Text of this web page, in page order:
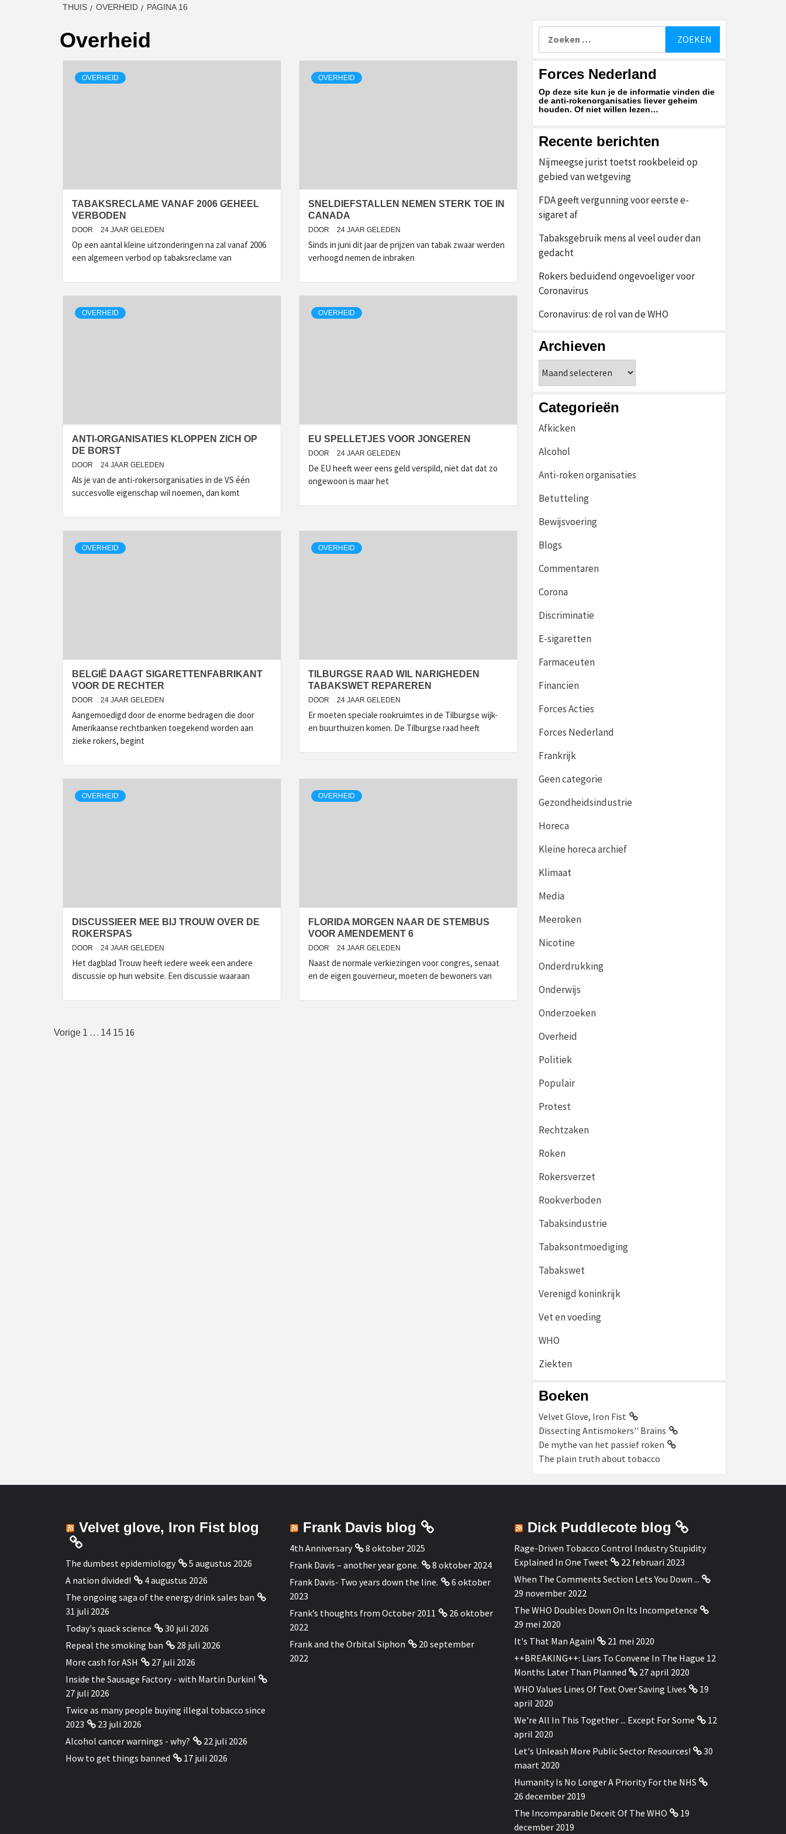
THUIS OVERHEID PAGINA 16
Overheid
OVERHEID
TABAKSRECLAME VANAF 2006 GEHEEL
VERBODEN
DOOR 24 JAAR GELEDEN
Op een aantal kleine uitzonderingen na zal vanaf 2006
een algemeen verbod op tabaksreclame van
OVERHEID
SNELDIEFSTALLEN NEMEN STERK TOE IN
CANADA
DOOR 24 JAAR GELEDEN
Sinds in juni dit jaar de prijzen van tabak zwaar werden
verhoogd nemen de inbraken
OVERHEID
ANTI-ORGANISATIES KLOPPEN ZICH OP
DE BORST
DOOR 24 JAAR GELEDEN
Als je van de anti-rokersorganisaties in de VS één
succesvolle eigenschap wil noemen, dan komt
OVERHEID
EU SPELLETJES VOOR JONGEREN
DOOR 24 JAAR GELEDEN
De EU heeft weer eens geld verspild, niet dat dat zo
ongewoon is maar het
OVERHEID
BELGIË DAAGT SIGARETTENFABRIKANT
VOOR DE RECHTER
DOOR 24 JAAR GELEDEN
Aangemoedigd door de enorme bedragen die door
Amerikaanse rechtbanken toegekend worden aan
zieke rokers, begint
OVERHEID
TILBURGSE RAAD WIL NARIGHEDEN
TABAKSWET REPAREREN
DOOR 24 JAAR GELEDEN
Er moeten speciale rookruimtes in de Tilburgse wijk-
en buurthuizen komen. De Tilburgse raad heeft
OVERHEID
DISCUSSIEER MEE BIJ TROUW OVER DE
ROKERSPAS
DOOR 24 JAAR GELEDEN
Het dagblad Trouw heeft iedere week een andere
discussie op hun website. Een discussie waaraan
OVERHEID
FLORIDA MORGEN NAAR DE STEMBUS
VOOR AMENDEMENT 6
DOOR 24 JAAR GELEDEN
Naast de normale verkiezingen voor congres, senaat
en de eigen gouverneur, moeten de bewoners van
Berichten
Vorige 1 … 14 15 16
naar:
Forces Nederland
Op deze site kun je de informatie vinden die
de anti-rokenorganisaties liever geheim
houden. Of niet willen lezen…
Recente berichten
Nijmeegse jurist toetst rookbeleid op
gebied van wetgeving
FDA geeft vergunning voor eerste e-
sigaret af
Tabaksgebruik mens al veel ouder dan
gedacht
Rokers beduidend ongevoeliger voor
Coronavirus
Coronavirus: de rol van de WHO
Archieven
Categorieën
Afkicken
Alcohol
Anti-roken organisaties
Betutteling
Bewijsvoering
Blogs
Commentaren
Corona
Discriminatie
E-sigaretten
Farmaceuten
Financiën
Forces Acties
Forces Nederland
Frankrijk
Geen categorie
Gezondheidsindustrie
Horeca
Kleine horeca archief
Klimaat
Media
Meeroken
Nicotine
Onderdrukking
Onderwijs
Onderzoeken
Overheid
Politiek
Populair
Protest
Rechtzaken
Roken
Rokersverzet
Rookverboden
Tabaksindustrie
Tabaksontmoediging
Tabakswet
Verenigd koninkrijk
Vet en voeding
WHO
Ziekten
Boeken
Velvet Glove, Iron Fist
Dissecting Antismokers'' Brains
De mythe van het passief roken
The plain truth about tobacco
Velvet glove, Iron Fist blog
The dumbest epidemiology
5 augustus 2026
A nation divided!
4 augustus 2026
The ongoing saga of the energy drink sales ban
31 juli 2026
Today's quack science
30 juli 2026
Repeal the smoking ban
28 juli 2026
More cash for ASH
27 juli 2026
Inside the Sausage Factory - with Martin Durkin!
27 juli 2026
Twice as many people buying illegal tobacco since
2023
23 juli 2026
Alcohol cancer warnings - why?
22 juli 2026
How to get things banned
17 juli 2026
Frank Davis blog
4th Anniversary
8 oktober 2025
Frank Davis – another year gone.
8 oktober 2024
Frank Davis- Two years down the line.
6 oktober
2023
Frank’s thoughts from October 2011
26 oktober
2022
Frank and the Orbital Siphon
20 september
2022
Dick Puddlecote blog
Rage-Driven Tobacco Control Industry Stupidity
Explained In One Tweet
22 februari 2023
When The Comments Section Lets You Down ...
29 november 2022
The WHO Doubles Down On Its Incompetence
29 mei 2020
It's That Man Again!
21 mei 2020
++BREAKING++: Liars To Convene In The Hague 12
Months Later Than Planned
27 april 2020
WHO Values Lines Of Text Over Saving Lives
19
april 2020
We're All In This Together ... Except For Some
12
april 2020
Let's Unleash More Public Sector Resources!
30
maart 2020
Humanity Is No Longer A Priority For the NHS
26 december 2019
The Incomparable Deceit Of The WHO
19
december 2019